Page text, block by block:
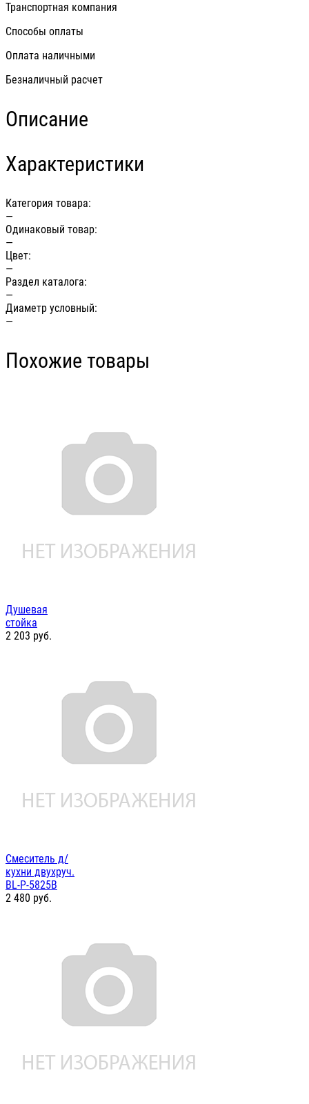
Транспортная компания
Способы оплаты
Оплата наличными
Безналичный расчет
Описание
Характеристики
Категория товара:
—
Одинаковый товар:
—
Цвет:
—
Раздел каталога:
—
Диаметр условный:
—
Похожие товары
Душевая
стойка
2 203 руб.
Смеситель д/
кухни двухруч.
BL-P-5825B
2 480 руб.